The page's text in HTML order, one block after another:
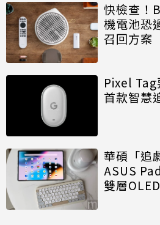
快檢查！
機電池恐
召回方案
Pixel
首款智慧
華碩「追
ASUS
雙層